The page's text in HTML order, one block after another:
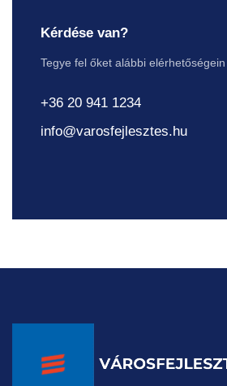
Kérdése van?
Tegye fel őket alábbi
+36 20 941 1234
info@varosfejlesztes.hu